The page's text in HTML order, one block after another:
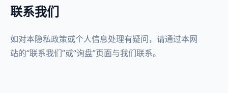
联系我们
如对本隐私政策或个人信息处理有疑问，请通过本网
站的“联系我们”或“询盘”页面与我们联系。